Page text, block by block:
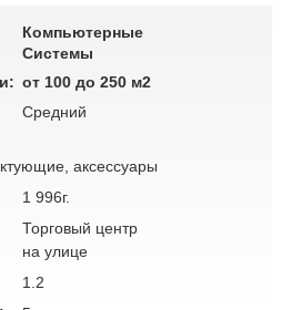
Компьютерные
Системы
от 100 до 250 м2
Средний
аксессуары
1 996г.
Торговый центр
на улице
1.2